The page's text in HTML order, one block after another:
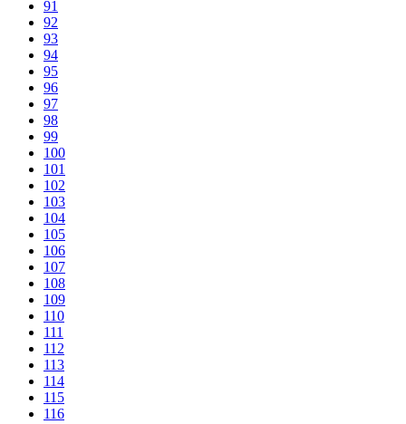
91
92
93
94
95
96
97
98
99
100
101
102
103
104
105
106
107
108
109
110
111
112
113
114
115
116